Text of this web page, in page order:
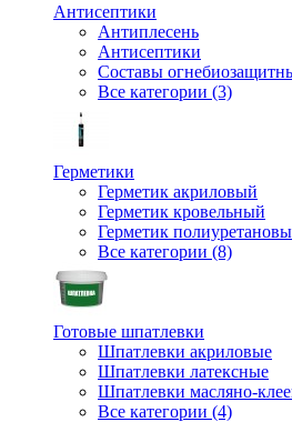
Антисептики
Антиплесень
Антисептики
Составы
Все категории (3)
Герметики
Герметик акриловый
Герметик кровельный
Герметик
Все категории (8)
Готовые шпатлевки
Шпатлевки акриловые
Шпатлевки латексные
Шпатлевки масляно-
Все категории (4)